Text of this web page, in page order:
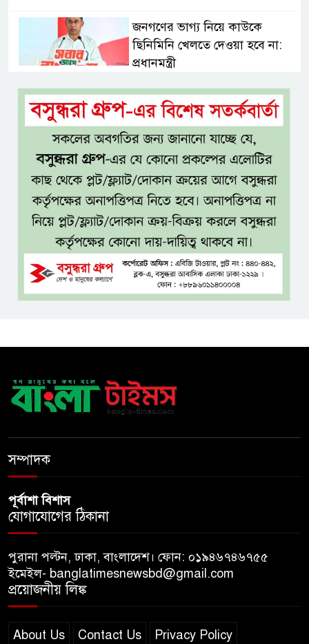
জনগণের ভাগ্য নিয়ে কাউকে
ছিনিমিনি খেলতে দেওয়া হবে না:
প্রধানমন্ত্রী
শ্রীমঙ্গলে বর্ণাঢ্য আয়োজনে
আন্তর্জাতিক আদিবাসী দিবস পালিত
যশোরে ইন্টারন্যাশনাল পিস স্কুল
অ্যান্ড কলেজে বৃক্ষ বিতরণ কর্মসূচি
বিজয়ের মানসিকতা নিয়ে বহুদূর
যেতে চায় বাংলাদেশ অনূর্ধ্ব-২০ দল
দেশের ২৩তম রাষ্ট্রপতি হচ্ছেন মির্জা
ফখরুল!
টাঙ্গাইলে স্ত্রী হত্যায় স্বামীর মৃত্যুদণ্ড
রাষ্ট্রপতি পদে বিএনপির দুই
সম্পাদক
পূর্বাশা বিশাস
যোগাযোগের ঠিকানা
পুরানা পল্টন, ঢাকা, বাংলাদেশ। ফোন: ০১৯৪৬৭৪৬৭৫৫
ইমেইল- banglatimesnewsbd@gmail.com
প্রয়োজনীয় লিঙ্ক
About Us Contact Us Privacy Policy